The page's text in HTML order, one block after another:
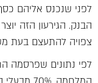
לפני שנכנס אליהם
הבנק. הגירעון הזה
צפויה להתעצם בעת
לפי נתונים שפרסמה